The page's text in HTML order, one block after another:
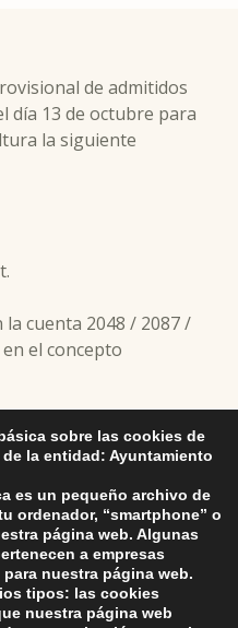
de admitidos
día 13 de octubre para
la siguiente
cuenta 2048 / 2087 /
el concepto
en su día no se
los ratios
convocatoria.
sobre las cookies de
la entidad: Ayuntamiento
es un pequeño archivo de
ordenador, “smartphone” o
página web. Algunas
a empresas
nuestra página web.
tipos: las cookies
nuestra página web